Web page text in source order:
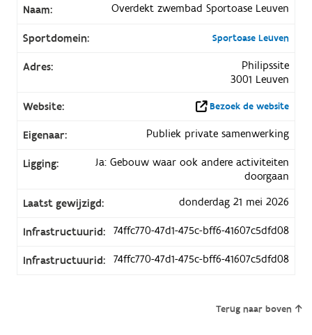
Naam: Overdekt zwembad Sportoase Leuven
Sportdomein: Sportoase Leuven
Adres:
Philipssite
3001 Leuven
Website:
Bezoek de website
Eigenaar: Publiek private samenwerking
Ligging:
Ja: Gebouw waar ook andere activiteiten
doorgaan
Laatst gewijzigd:
donderdag 21 mei 2026
Infrastructuurid: 74ffc770-47d1-475c-bff6-41607c5dfd08
Infrastructuurid: 74ffc770-47d1-475c-bff6-41607c5dfd08
Terug naar boven